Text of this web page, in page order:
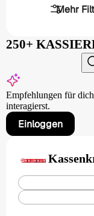
Mehr
250+
Empfehlungen für dich
interagierst.
Einloggen